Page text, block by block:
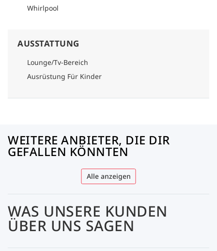
Whirlpool
AUSSTATTUNG
Lounge/Tv-Bereich
Ausrüstung Für Kinder
WEITERE ANBIETER, DIE DIR
GEFALLEN KÖNNTEN
Alle anzeigen
WAS UNSERE KUNDEN
ÜBER UNS SAGEN